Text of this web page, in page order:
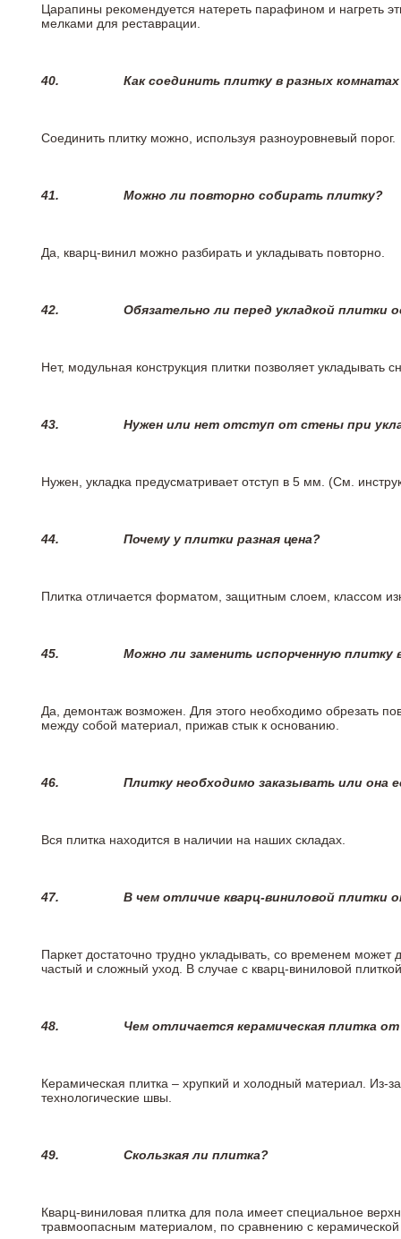
Царапины рекомендуется натереть парафином и нагреть
мелками для реставрации.
40. Как соединить плитку в разных
Соединить плитку можно, используя разноуровневый порог.
41. Можно ли повторно собирать плитку?
Да, кварц-винил можно разбирать и укладывать повторно.
42. Обязательно ли перед укладкой плитки
Нет, модульная конструкция плитки позволяет
43. Нужен или нет отступ от стены при
Нужен, укладка предусматривает отступ в 5 мм. (См.
44. Почему у плитки разная цена?
Плитка отличается форматом, защитным слоем, классом
45. Можно ли заменить испорченную плитку
Да, демонтаж возможен. Для этого необходимо обрезать
между собой материал, прижав стык к основанию.
46. Плитку необходимо заказывать или она
Вся плитка находится в наличии на наших складах.
47. В чем отличие кварц-виниловой плитки
Паркет достаточно трудно укладывать, со временем
частый и сложный уход. В случае с кварц-виниловой
48. Чем отличается керамическая плитка
Керамическая плитка – хрупкий и холодный материал. Из-
технологические швы.
49. Скользкая ли плитка?
Кварц-виниловая плитка для пола имеет специальное
травмоопасным материалом, по сравнению с